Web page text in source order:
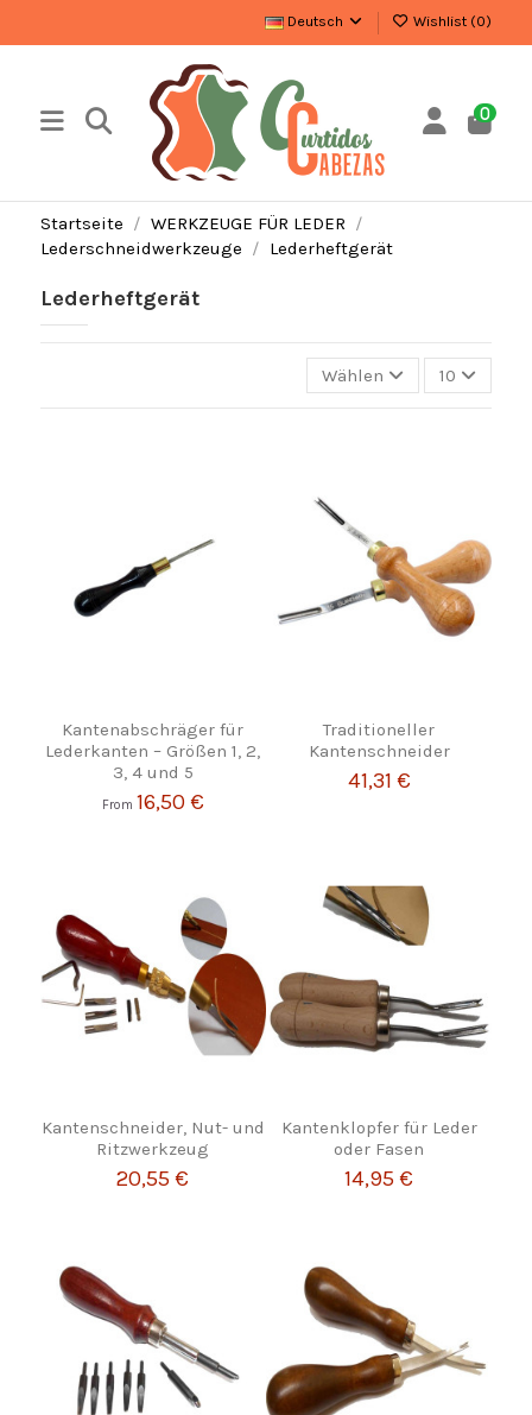
Deutsch Wishlist (0)
0
Startseite
WERKZEUGE FÜR LEDER
Lederschneidwerkzeuge
Lederheftgerät
Lederheftgerät
Wählen 10
Kantenabschräger für
Lederkanten – Größen 1, 2,
3, 4 und 5
From 16,50 €
Traditioneller
Kantenschneider
41,31 €
Kantenschneider, Nut- und
Ritzwerkzeug
20,55 €
Kantenklopfer für Leder
oder Fasen
14,95 €